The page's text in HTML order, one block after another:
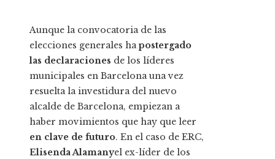
Aunque la convocatoria de las
elecciones generales hapostergado
las declaraciones de los líderes
municipales en Barcelona una vez
resuelta la investidura del nuevo
alcalde de Barcelona, ​​​​empiezan a
haber movimientos que hay que leer
en clave de futuro. En el caso de ERC,
Elisenda Alamanyel ex-líder de los